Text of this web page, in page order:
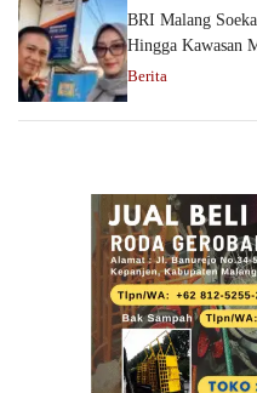
BRI Malang
Hingga Kawasan
Berita